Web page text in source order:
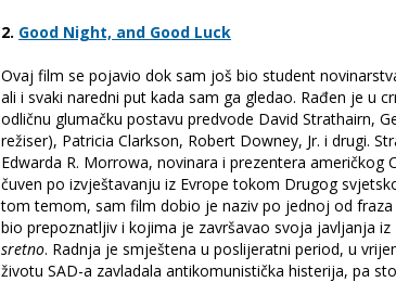
2. Good Night, and Good Luck
Ovaj film se pojavio dok sam još bio student
ali i svaki naredni put kada sam ga gledao. Rađen je u
odličnu glumačku postavu predvode David Strathairn,
režiser), Patricia Clarkson, Robert Downey, Jr. i drugi.
Edwarda R. Morrowa, novinara i prezentera američkog
čuven po izvještavanju iz Evrope tokom Drugog
tom temom, sam film dobio je naziv po jednoj od
bio prepoznatljiv i kojima je završavao svoja javljanja iz
sretno. Radnja je smještena u poslijeratni period, u
životu SAD-a zavladala antikomunistička histerija, pa